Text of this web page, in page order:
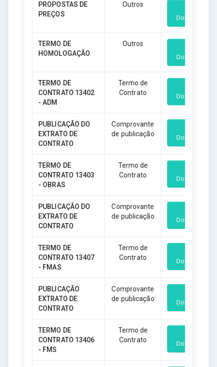
PROPOSTAS DE
PREÇOS
Outros
Download
TERMO DE
HOMOLOGAÇÃO
Outros
Download
TERMO DE
CONTRATO 13402
- ADM
Termo de
Contrato
Download
PUBLICAÇÃO DO
EXTRATO DE
CONTRATO
Comprovante
de publicação
Download
TERMO DE
CONTRATO 13403
- OBRAS
Termo de
Contrato
Download
PUBLICAÇÃO DO
EXTRATO DE
CONTRATO
Comprovante
de publicação
Download
TERMO DE
CONTRATO 13407
- FMAS
Termo de
Contrato
Download
PUBLICAÇÃO
EXTRATO DE
CONTRATO
Comprovante
de publicação
Download
TERMO DE
CONTRATO 13406
- FMS
Termo de
Contrato
Download